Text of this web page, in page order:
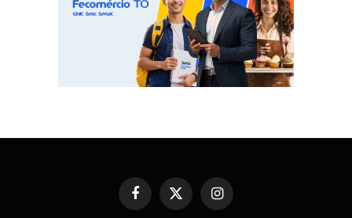
Facebook
X
(Twitter)
Instagram